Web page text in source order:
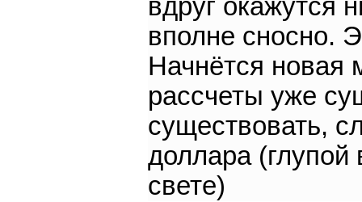
вдруг окажутся
вполне сносно.
Начнётся новая
рассчеты уже
существовать,
доллара
свете)